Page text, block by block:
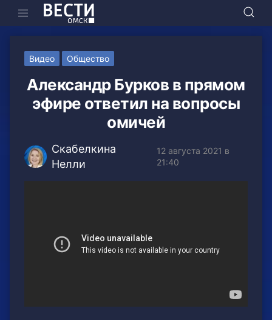
Видео Общество
Александр Бурков в прямом
эфире ответил на вопросы
омичей
Скабелкина
Нелли
12 августа 2021 в
21:40